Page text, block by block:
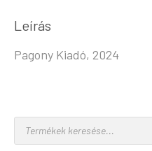
Leírás
Pagony Kiadó, 2024